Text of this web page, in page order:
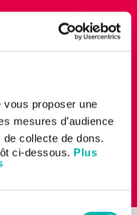
proposer une
mesures d’audience
collecte de dons.
ci-dessous. Plus
vie